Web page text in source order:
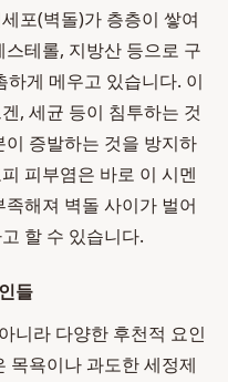
포(벽돌)가 층층이 쌓여
테롤, 지방산 등으로 구
게 메우고 있습니다. 이
, 세균 등이 침투하는 것
증발하는 것을 방지하
피부염은 바로 이 시멘
해져 벽돌 사이가 벌어
할 수 있습니다.
들
니라 다양한 후천적 요인
목욕이나 과도한 세정제